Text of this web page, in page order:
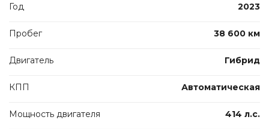
Год 2023
Пробег 38 600 км
Двигатель Гибрид
КПП Автоматическая
Мощность двигателя 414 л.с.